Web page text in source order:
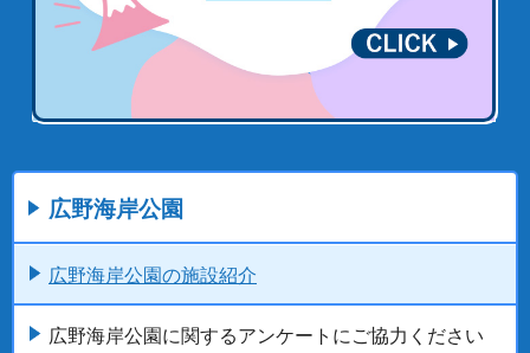
広野海岸公園
広野海岸公園の施設紹介
広野海岸公園に関するアンケートにご協力ください